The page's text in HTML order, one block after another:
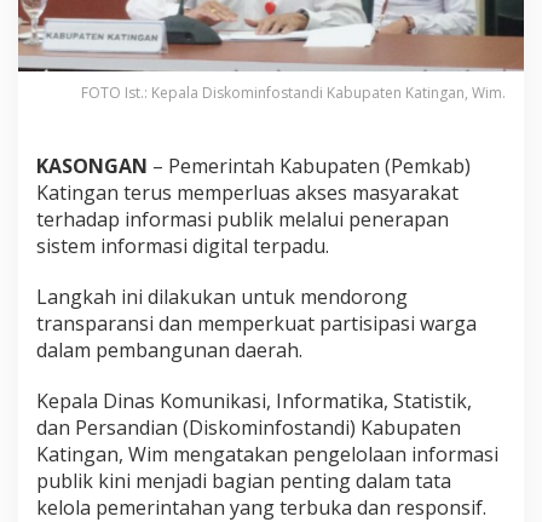
FOTO Ist.: Kepala Diskominfostandi Kabupaten Katingan, Wim.
KASONGAN – Pemerintah Kabupaten (Pemkab)
Katingan terus memperluas akses masyarakat
terhadap informasi publik melalui penerapan
sistem informasi digital terpadu.
Langkah ini dilakukan untuk mendorong
transparansi dan memperkuat partisipasi warga
dalam pembangunan daerah.
Kepala Dinas Komunikasi, Informatika, Statistik,
dan Persandian (Diskominfostandi) Kabupaten
Katingan, Wim mengatakan pengelolaan informasi
publik kini menjadi bagian penting dalam tata
kelola pemerintahan yang terbuka dan responsif.